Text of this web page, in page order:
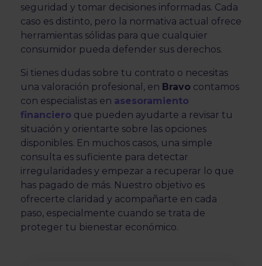
seguridad y tomar decisiones informadas. Cada
caso es distinto, pero la normativa actual ofrece
herramientas sólidas para que cualquier
consumidor pueda defender sus derechos.
Si tienes dudas sobre tu contrato o necesitas
una valoración profesional, en Bravo contamos
con especialistas en asesoramiento
financiero que pueden ayudarte a revisar tu
situación y orientarte sobre las opciones
disponibles. En muchos casos, una simple
consulta es suficiente para detectar
irregularidades y empezar a recuperar lo que
has pagado de más. Nuestro objetivo es
ofrecerte claridad y acompañarte en cada
paso, especialmente cuando se trata de
proteger tu bienestar económico.